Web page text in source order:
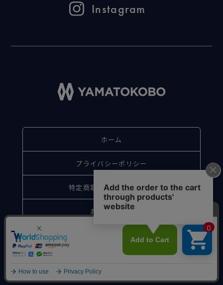
Instagram
ホーム
プライバシーポリシー
特定商取引法に基づく表記
お問い合わせ
© Sakagawa. All Rights Reserved.